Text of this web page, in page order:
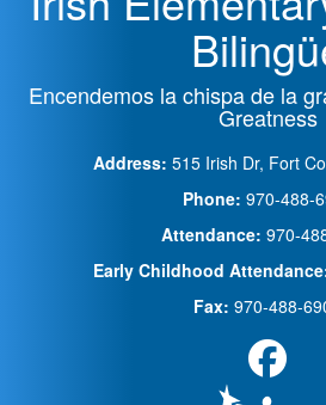
Encendemos la chispa de la
Greatness
Address: 515 Irish Dr, Fort
Phone: 970-488-
Attendance: 970-
Early Childhood
Fax: 970-488-